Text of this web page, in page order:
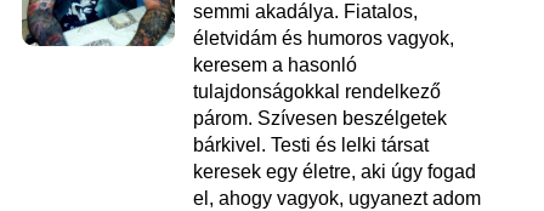
semmi akadálya. Fiatalos,
életvidám és humoros vagyok,
keresem a hasonló
tulajdonságokkal rendelkező
párom. Szívesen beszélgetek
bárkivel. Testi és lelki társat
keresek egy életre, aki úgy fogad
el, ahogy vagyok, ugyanezt adom